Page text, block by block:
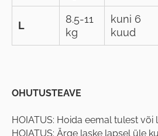
L
8.5-11
kg
kuni 6
kuud
OHUTUSTEAVE
HOIATUS: Hoida eemal tulest või
HOIATUS: Ärge laske lapsel üle